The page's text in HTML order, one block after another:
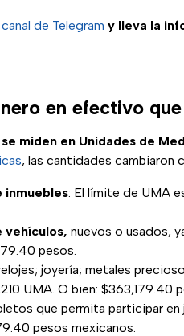
de Telegram y lleva la
en efectivo
miden en Unidades de
, las cantidades cambiaron
inmuebles: El límite de UMA
vehículos, nuevos o usados,
pesos.
joyería; metales
UMA. O bien: $363,179.40
que permita participar
pesos mexicanos.